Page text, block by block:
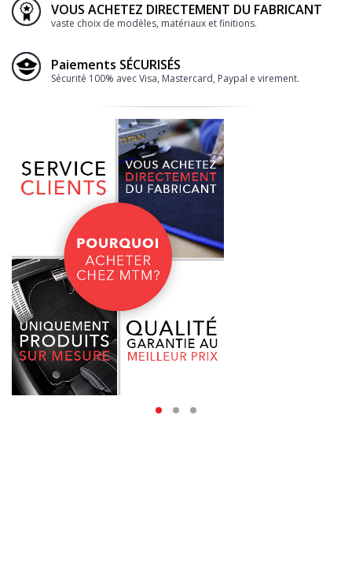
VOUS ACHETEZ DIRECTEMENT DU FABRICANT
vaste choix de modèles, matériaux et finitions.
Paiements SÉCURISÉS
Sécurité 100% avec Visa, Mastercard, Paypal e virement.